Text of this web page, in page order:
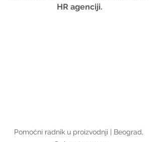
HR agenciji.
Pomoćni radnik u proizvodnji | Beograd,